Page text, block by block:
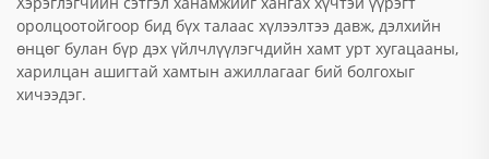
оролцоотойгоор бид бүх талаас хүлээлтээ давж, дэлхийн
өнцөг булан бүр дэх үйлчлүүлэгчдийн хамт урт хугацааны,
харилцан ашигтай хамтын ажиллагааг бий болгохыг
хичээдэг.